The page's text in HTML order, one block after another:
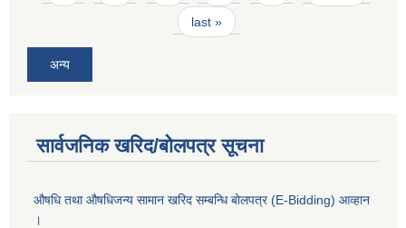
last »
अन्य
सार्वजनिक खरिद/बोलपत्र सूचना
औषधि तथा औषधिजन्य सामान खरिद सम्बन्धि बोलपत्र (E-Bidding) आव्हान
।